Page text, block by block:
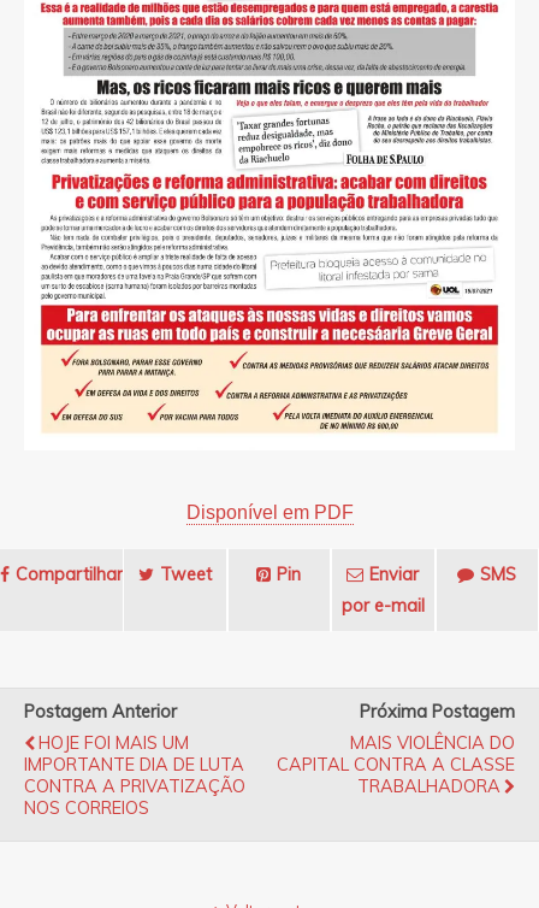
Disponível em PDF
Compartilhar Tweet Pin
Enviar
por e-mail
SMS
Postagem Anterior
HOJE FOI MAIS UM
IMPORTANTE DIA DE LUTA
CONTRA A PRIVATIZAÇÃO
NOS CORREIOS
Próxima Postagem
MAIS VIOLÊNCIA DO
CAPITAL CONTRA A CLASSE
TRABALHADORA